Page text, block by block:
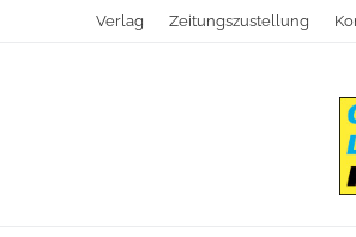
Verlag Zeitungszustellung